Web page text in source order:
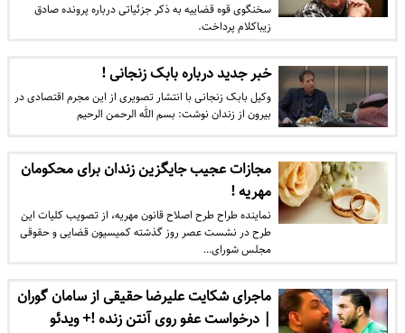
سخنگوی قوه قضاییه به ذکر جزئیاتی درباره پرونده صادق
زیباکلام پرداخت.
خبر جدید درباره بابک زنجانی !
وکیل بابک زنجانی با انتشار تصویری از این مجرم اقتصادی در
بیرون از زندان نوشت: بسم الله الرحمن الرحیم
مجازات عجیب جایگزین زندان برای محکومان
مهریه !
نماینده طراح طرح اصلاح قانون مهریه، از تصویب کلیات این
طرح در نشست عصر روز گذشته کمیسیون قضایی و حقوقی
مجلس شورای…
ماجرای شکایت علیرضا حقیقی از سامان گوران
| درخواست عفو روی آنتن زنده !+ ویدئو